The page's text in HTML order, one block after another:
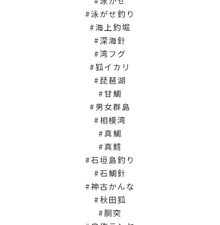
泳がせ釣り
海上釣堀
深海針
湾フグ
狐イカリ
琵琶湖
甘鯛
男女群島
相模湾
真鯛
真鱈
石垣島釣り
石鯛針
神古かんな
秋田狐
胴突